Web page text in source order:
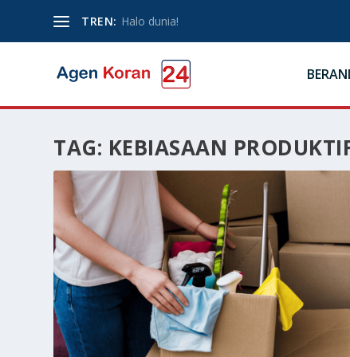
TREN: Halo dunia!
TAG: KEBIASAAN